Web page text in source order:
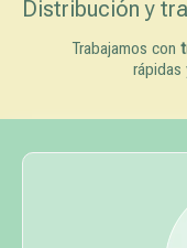
Distribución y
Trabajamos con
rápidas